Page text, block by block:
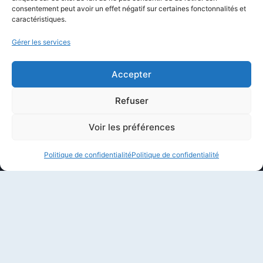
consentement peut avoir un effet négatif sur certaines fonctonnalités et
caractéristiques.
Gérer les services
Accepter
Refuser
Voir les préférences
Politique de confidentialitéPolitique de confidentialité
Politique éditoriale
Méthodologie de test
Transparence et affiliation
CritiquePlus dans les médias
Contactez-nous
À propos de CritiquePlus